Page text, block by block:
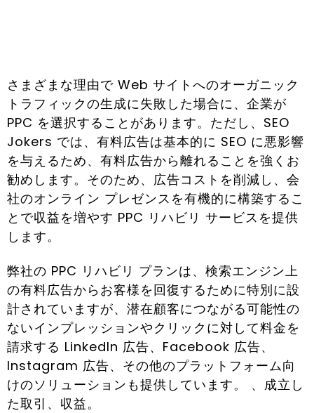
さまざまな理由で Web サイトへのオーガニック
トラフィックの生成に失敗した場合に、企業が
PPC を選択することがあります。ただし、SEO
Jokers では、有料広告は基本的に SEO に悪影響
を与えるため、有料広告から離れることを強くお
勧めします。そのため、広告コストを削減し、会
社のオンライン プレゼンスを有機的に構築するこ
とで収益を増やす PPC リハビリ サービスを提供
します。
弊社の PPC リハビリ プランは、検索エンジン上
の有料広告からお客様を回復するために特別に設
計されていますが、潜在顧客につながる可能性の
ないインプレッションやクリックに対して料金を
請求する LinkedIn 広告、Facebook 広告、
Instagram 広告、その他のプラットフォーム向
けのソリューションも提供しています。 、成立し
た取引、収益。